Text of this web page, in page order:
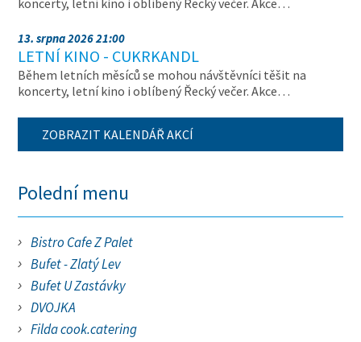
koncerty, letní kino i oblíbený Řecký večer. Akce…
13. srpna 2026 21:00
LETNÍ KINO - CUKRKANDL
Během letních měsíců se mohou návštěvníci těšit na
koncerty, letní kino i oblíbený Řecký večer. Akce…
ZOBRAZIT KALENDÁŘ AKCÍ
Polední menu
Bistro Cafe Z Palet
Bufet - Zlatý Lev
Bufet U Zastávky
DVOJKA
Filda cook.catering